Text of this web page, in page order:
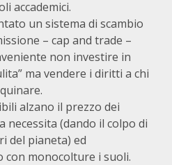
accademici.
un sistema di scambio
– cap and trade –
non investire in
ma vendere i diritti a chi
alzano il prezzo dei
necessita (dando il colpo di
del pianeta) ed
con monocolture i suoli.